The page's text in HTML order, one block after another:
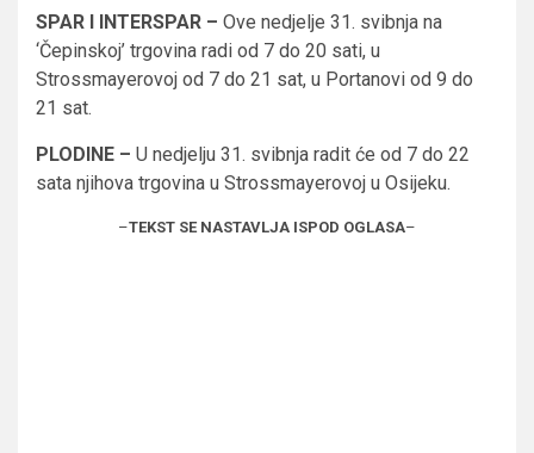
SPAR I INTERSPAR – Ove nedjelje 31. svibnja na
‘Čepinskoj’ trgovina radi od 7 do 20 sati, u
Strossmayerovoj od 7 do 21 sat, u Portanovi od 9 do
21 sat.
PLODINE – U nedjelju 31. svibnja radit će od 7 do 22
sata njihova trgovina u Strossmayerovoj u Osijeku.
–TEKST SE NASTAVLJA ISPOD OGLASA–